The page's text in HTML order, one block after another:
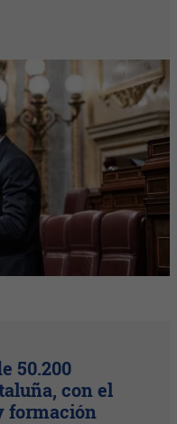
50.200
con el
formación